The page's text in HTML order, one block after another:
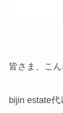
皆さま、こん
bijin estate代